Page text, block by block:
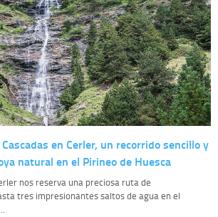
en Cerler, un recorrido sencillo y
natural en el Pirineo de Huesca
nos reserva una preciosa ruta de
tres impresionantes saltos de agua en el